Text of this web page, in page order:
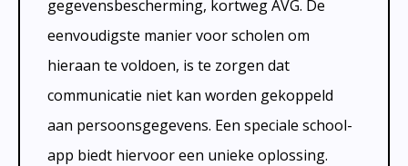
Cultuureducatie
Rijke leeromgeving
Voortgezet Onderwijs
Zorgbeleidsplan
Jeugdverpleegkundige
Logopedie
Transparantie
Bibliotheek op school
Verlof
gegevensbescherming, kortweg AVG. De
eenvoudigste manier voor scholen om
hieraan te voldoen, is te zorgen dat
communicatie niet kan worden gekoppeld
aan persoonsgegevens. Een speciale school-
app biedt hiervoor een unieke oplossing.